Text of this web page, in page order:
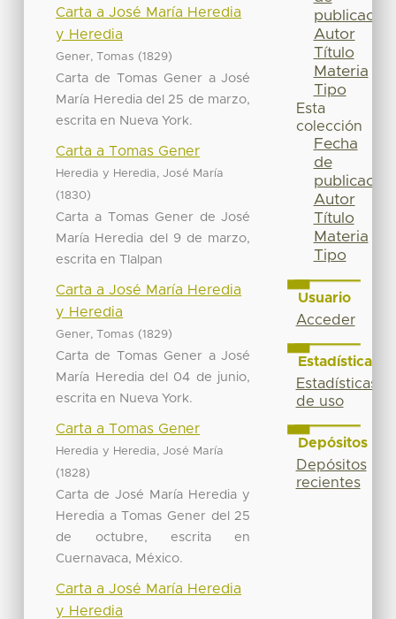
Carta a José María Heredia
y Heredia
Gener, Tomas (1829)
Carta de Tomas Gener a José
María Heredia del 25 de marzo,
escrita en Nueva York.
Carta a Tomas Gener
Heredia y Heredia, José María
(1830)
Carta a Tomas Gener de José
María Heredia del 9 de marzo,
escrita en Tlalpan
Carta a José María Heredia
y Heredia
Gener, Tomas (1829)
Carta de Tomas Gener a José
María Heredia del 04 de junio,
escrita en Nueva York.
Carta a Tomas Gener
Heredia y Heredia, José María
(1828)
Carta de José María Heredia y
Heredia a Tomas Gener del 25
de octubre, escrita en
Cuernavaca, México.
Carta a José María Heredia
y Heredia
publicación
Autor
Título
Materia
Tipo
Esta
colección
Fecha
de
publicación
Autor
Título
Materia
Tipo
Usuario
Acceder
Estadísticas
Estadísticas
de uso
Depósitos
Depósitos
recientes